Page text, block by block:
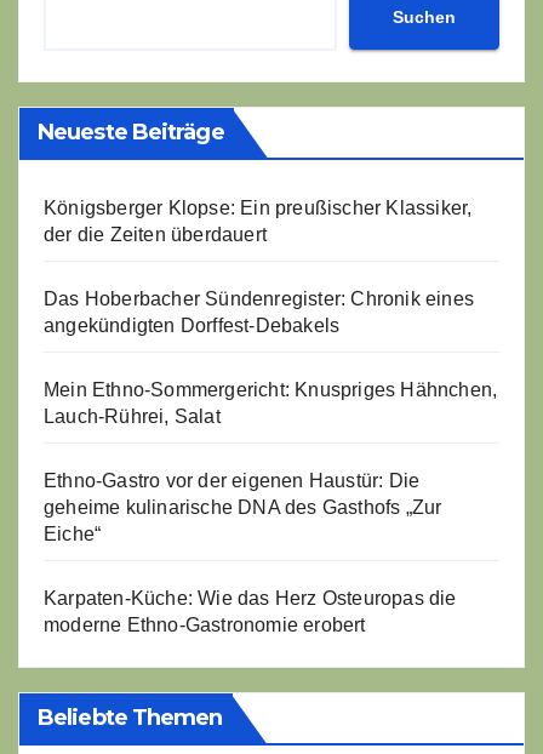
Suchen
Neueste Beiträge
Königsberger Klopse: Ein preußischer Klassiker,
der die Zeiten überdauert
Das Hoberbacher Sündenregister: Chronik eines
angekündigten Dorffest-Debakels
Mein Ethno-Sommergericht: Knuspriges Hähnchen,
Lauch-Rührei, Salat
Ethno-Gastro vor der eigenen Haustür: Die
geheime kulinarische DNA des Gasthofs „Zur
Eiche“
Karpaten-Küche: Wie das Herz Osteuropas die
moderne Ethno-Gastronomie erobert
Beliebte Themen